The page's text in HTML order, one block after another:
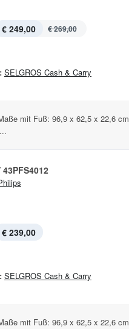
€ 249,00 € 269,00
SELGROS Cash & Carry
mit Fuß: 96,9 x 62,5 x 22,6 cm
43PFS4012
€ 239,00
SELGROS Cash & Carry
mit Fuß: 96,9 x 62,5 x 22,6 cm